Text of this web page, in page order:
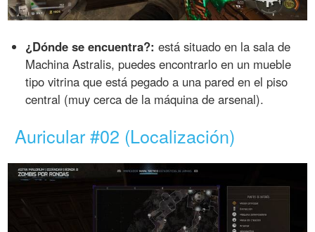
¿Dónde se encuentra?: está situado en la sala de
Machina Astralis, puedes encontrarlo en un mueble
tipo vitrina que está pegado a una pared en el piso
central (muy cerca de la máquina de arsenal).
Auricular #02 (Localización)